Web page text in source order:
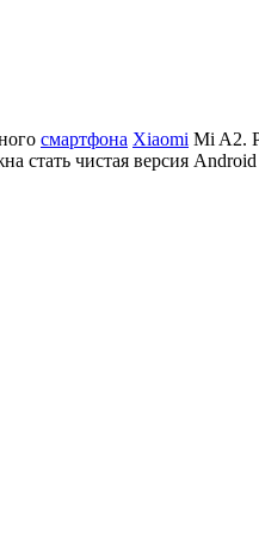
смартфона Xiaomi Mi A2.
стать чистая версия Android